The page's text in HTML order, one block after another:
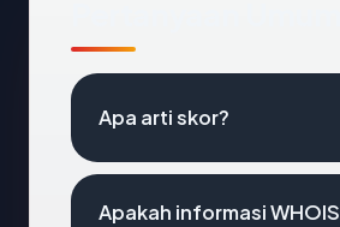
Apa arti skor?
Apakah informasi WHOIS